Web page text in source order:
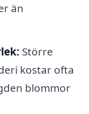
än
Större
kostar ofta
blommor